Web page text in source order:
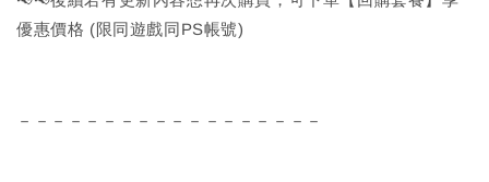
優惠價格 (限同遊戲同PS帳號)
－－－－－－－－－－－－－－－－－－